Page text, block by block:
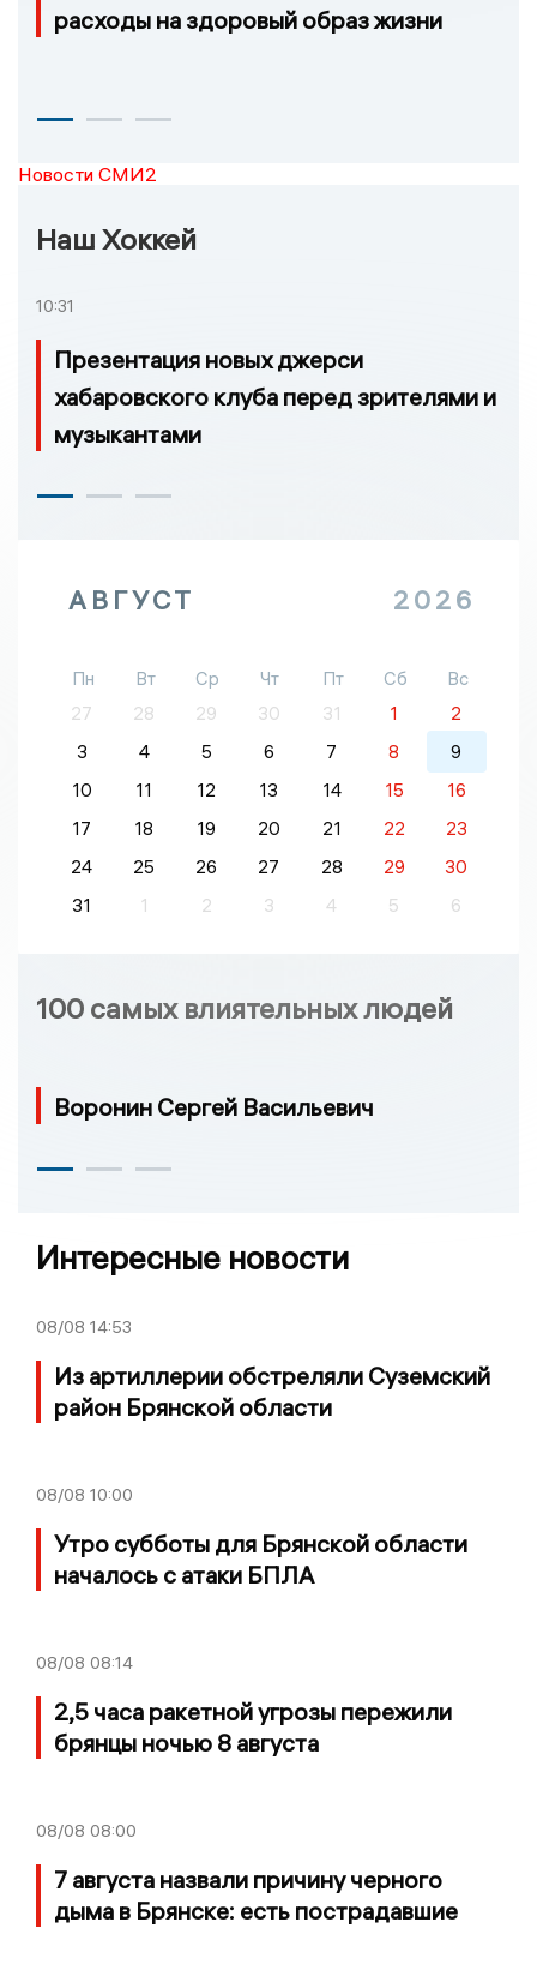
расходы на здоровый образ жизни
Новости СМИ2
Наш Хоккей
10:31
Презентация новых джерси
хабаровского клуба перед зрителями и
музыкантами
АВГУСТ 2026
Пн Вт Ср Чт Пт Сб
Вс
27
28 29 30 31 1
2
3
4 5 6 7 8
9
10
11 12 13 14 15
16
17
18 19 20 21 22
23
24
25 26 27 28 29
30
31
1 2 3 4 5 6
100 самых влиятельных людей
Воронин Сергей Васильевич
Интересные новости
08/08 14:53
Из артиллерии обстреляли Суземский
район Брянской области
08/08 10:00
Утро субботы для Брянской области
началось с атаки БПЛА
08/08 08:14
2,5 часа ракетной угрозы пережили
брянцы ночью 8 августа
08/08 08:00
7 августа назвали причину черного
дыма в Брянске: есть пострадавшие